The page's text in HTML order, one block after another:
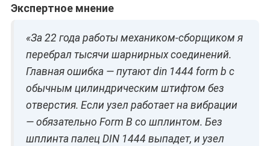
Экспертное мнение
«За 22 года работы механиком-сборщиком я
перебрал тысячи шарнирных соединений.
Главная ошибка — путают din 1444 form b с
обычным цилиндрическим штифтом без
отверстия. Если узел работает на вибрации
— обязательно Form B со шплинтом. Без
шплинта палец DIN 1444 выпадет, и узел